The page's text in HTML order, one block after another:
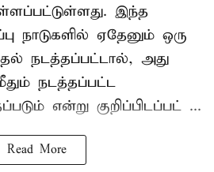
இந்த
நாடுகளில் ஏதேனும் ஒரு
நடத்தப்பட்டால், அது
நடத்தப்பட்ட
என்று குறிப்பிடப்பட் ...
Read More